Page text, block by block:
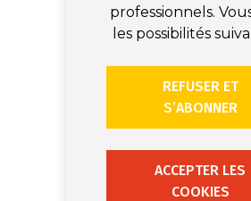
professionnels.
les possibilités
REFUSER ET
S’ABONNER
ACCEPTER LES
COOKIES